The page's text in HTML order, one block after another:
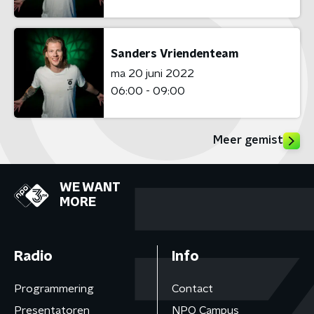
Sanders Vriendenteam
ma 20 juni 2022
06:00 - 09:00
Meer gemist
WE WANT
MORE
Radio
Programmering
Presentatoren
Info
Contact
NPO Campus